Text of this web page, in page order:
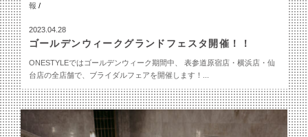
報 /
2023.04.28
ゴールデンウィークグランドフェスタ開催！！
ONESTYLEではゴールデンウィーク期間中、 表参道原宿店・横浜店・仙
台店の全店舗で、ブライダルフェアを開催します！...